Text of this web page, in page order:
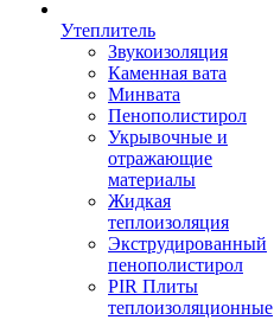
Утеплитель
Звукоизоляция
Каменная вата
Минвата
Пенополистирол
Укрывочные и
отражающие
материалы
Жидкая
теплоизоляция
Экструдированный
пенополистирол
PIR Плиты
теплоизоляционные